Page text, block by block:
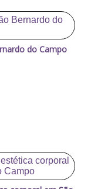
do Campo